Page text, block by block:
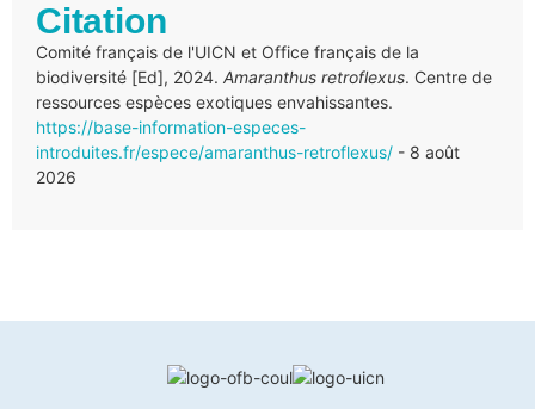
Citation
Comité français de l'UICN et Office français de la
biodiversité [Ed], 2024. Amaranthus retroflexus. Centre de
ressources espèces exotiques envahissantes.
https://base-information-especes-
introduites.fr/espece/amaranthus-retroflexus/ - 8 août
2026